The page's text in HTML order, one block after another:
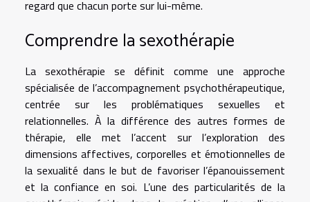
regard que chacun porte sur lui-même.
Comprendre la sexothérapie
La sexothérapie se définit comme une approche
spécialisée de l’accompagnement psychothérapeutique,
centrée sur les problématiques sexuelles et
relationnelles. À la différence des autres formes de
thérapie, elle met l’accent sur l’exploration des
dimensions affectives, corporelles et émotionnelles de
la sexualité dans le but de favoriser l’épanouissement
et la confiance en soi. L’une des particularités de la